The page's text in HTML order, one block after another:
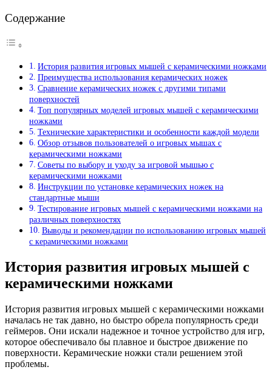
Содержание
История развития игровых мышей с керамическими ножками
Преимущества использования керамических ножек
Сравнение керамических ножек с другими типами
поверхностей
Топ популярных моделей игровых мышей с керамическими
ножками
Технические характеристики и особенности каждой модели
Обзор отзывов пользователей о игровых мышах с
керамическими ножками
Советы по выбору и уходу за игровой мышью с
керамическими ножками
Инструкции по установке керамических ножек на
стандартные мыши
Тестирование игровых мышей с керамическими ножками на
различных поверхностях
Выводы и рекомендации по использованию игровых мышей
с керамическими ножками
История развития игровых мышей с
керамическими ножками
История развития игровых мышей с керамическими ножками
началась не так давно, но быстро обрела популярность среди
геймеров. Они искали надежное и точное устройство для игр,
которое обеспечивало бы плавное и быстрое движение по
поверхности. Керамические ножки стали решением этой
проблемы.